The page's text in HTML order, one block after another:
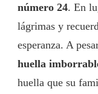
número 24. En
lágrimas y
esperanza. A
huella
huella que su